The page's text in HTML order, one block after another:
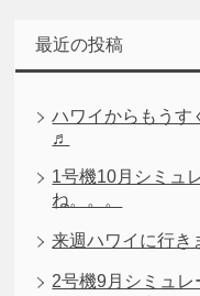
最近の投稿
ハワイからもうす
♬
1号機10月シミュ
ね。。。
来週ハワイに行き
2号機9月シミュ